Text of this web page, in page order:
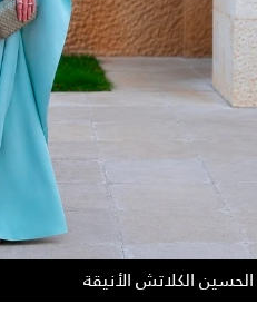
الكلاتش الأنيقة